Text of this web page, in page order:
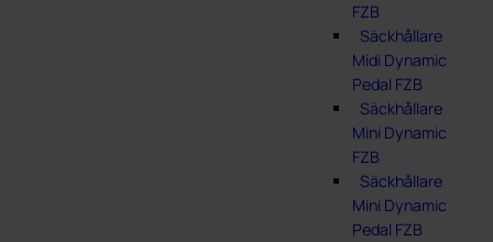
FZB
Säckhållare
Midi Dynamic
Pedal FZB
Säckhållare
Mini Dynamic
FZB
Säckhållare
Mini Dynamic
Pedal FZB